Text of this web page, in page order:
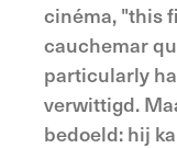
cinéma, "this
cauchemar
particularly
verwittigd.
bedoeld: hij